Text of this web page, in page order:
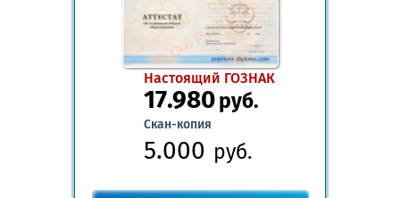
Настоящий ГОЗНАК
17.980руб.
Скан-копия
5.000 руб.